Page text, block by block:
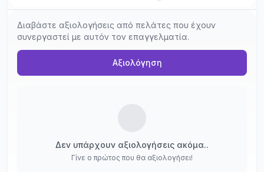
Διαβάστε αξιολογήσεις από πελάτες που έχουν
συνεργαστεί με αυτόν τον επαγγελματία.
Αξιολόγηση
Δεν υπάρχουν αξιολογήσεις ακόμα..
Γίνε ο πρώτος που θα αξιολογήσει!